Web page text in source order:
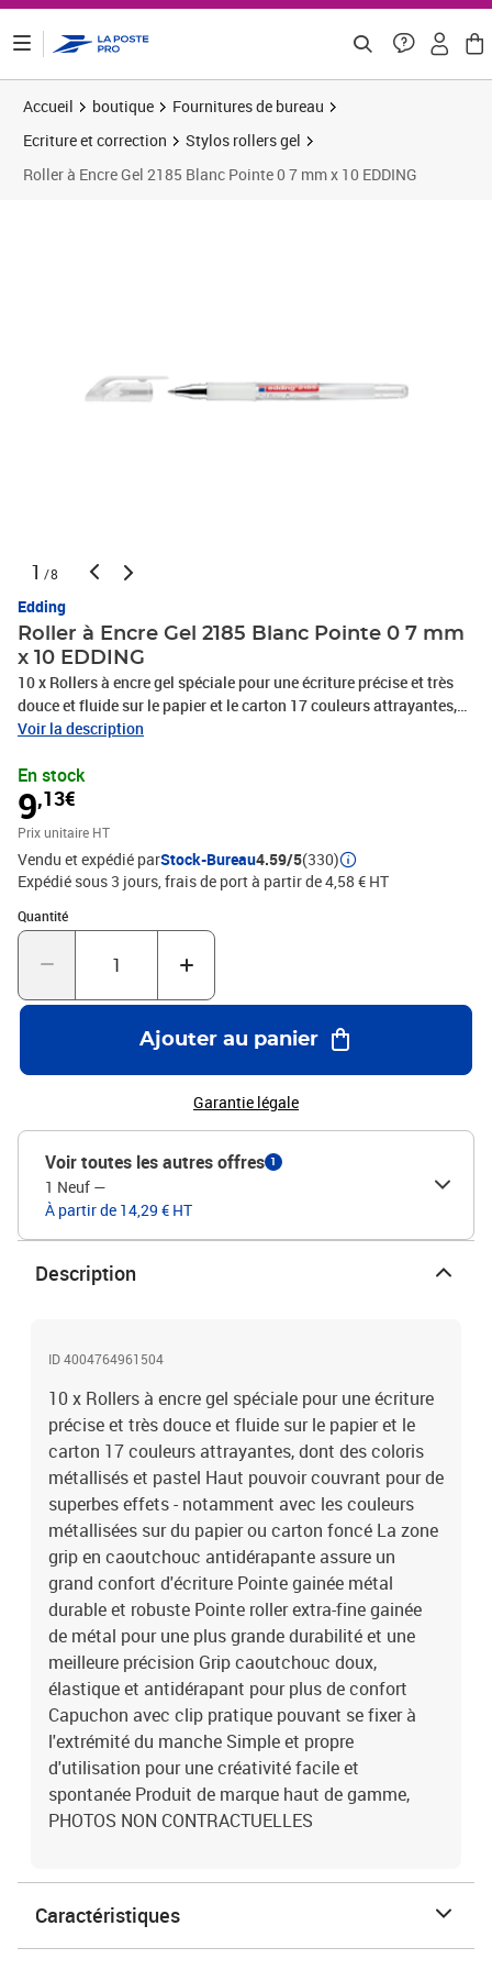
Accueil boutique
Fournitures de bureau
Ecriture et correction
Stylos rollers gel
Roller à Encre Gel 2185 Blanc Pointe 0 7 mm x 10 EDDING
1 /8
Edding
Roller à Encre Gel 2185 Blanc Pointe 0 7 mm
x 10 EDDING
10 x Rollers à encre gel spéciale pour une écriture précise et très
douce et fluide sur le papier et le carton 17 couleurs attrayantes,
dont des coloris métallisés et pastel Haut pouvoir couvrant pour
du papier ou carton foncé La zone grip en caoutchouc
antidérapante assure un grand confort d'écriture Pointe gainée
métal durable et robuste Pointe roller extra-fine gainée de métal
pour une plus grande durabilité et une meilleure précision Grip
caoutchouc doux, élastique et antidérapant pour plus de confort
Capuchon avec clip pratique pouvant se fixer à l'extrémité du
manche Simple et propre d'utilisation pour une créativité facile et
spontanée Produit de marque haut de gamme, PHOTOS NON
CONTRACTUELLES
Voir la description
En stock
9,13€
Prix unitaire HT
Vendu et expédié parStock-Bureau4.59/5(330)
Expédié sous 3 jours, frais de port à partir de 4,58 € HT
Quantité
Quantité : 1
Ajouter au panier
Garantie légale
Voir toutes les autres offres 1
1 Neuf —
À partir de 14,29 € HT
Description
ID 4004764961504
10 x Rollers à encre gel spéciale pour une écriture
précise et très douce et fluide sur le papier et le
carton 17 couleurs attrayantes, dont des coloris
métallisés et pastel Haut pouvoir couvrant pour de
superbes effets - notamment avec les couleurs
métallisées sur du papier ou carton foncé La zone
grip en caoutchouc antidérapante assure un
grand confort d'écriture Pointe gainée métal
durable et robuste Pointe roller extra-fine gainée
de métal pour une plus grande durabilité et une
meilleure précision Grip caoutchouc doux,
élastique et antidérapant pour plus de confort
Capuchon avec clip pratique pouvant se fixer à
l'extrémité du manche Simple et propre
d'utilisation pour une créativité facile et
spontanée Produit de marque haut de gamme,
PHOTOS NON CONTRACTUELLES
Caractéristiques